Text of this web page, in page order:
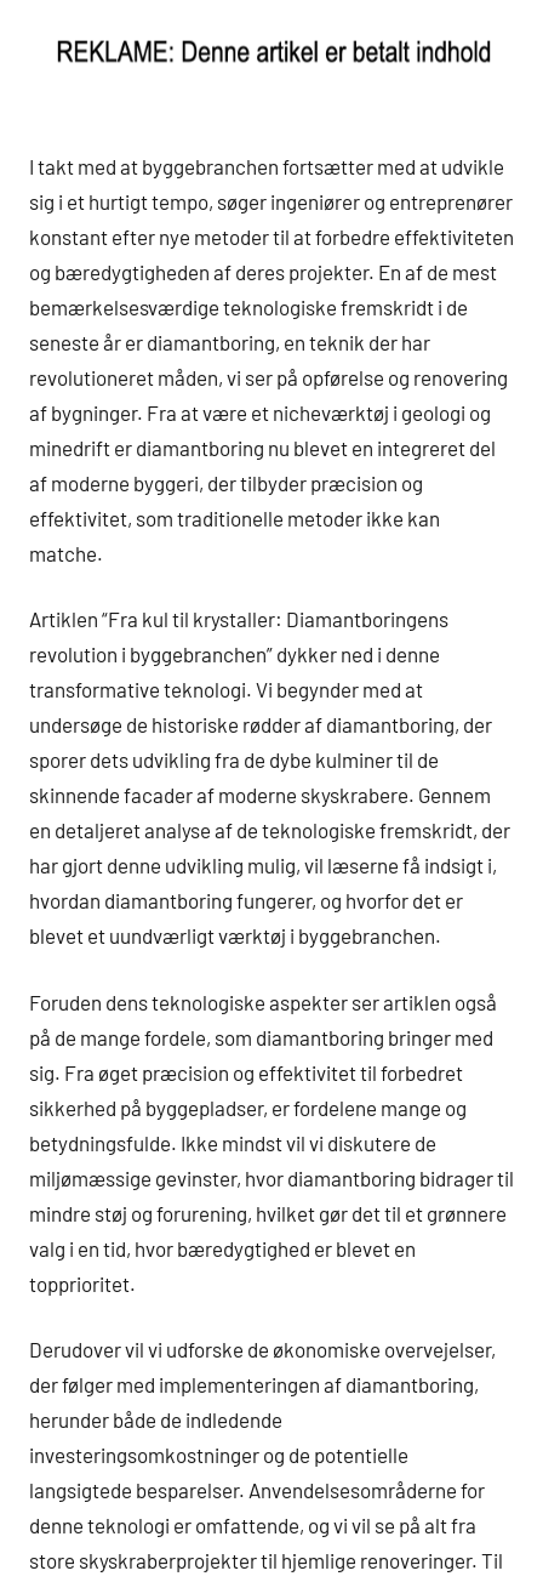
I takt med at byggebranchen fortsætter med at udvikle
sig i et hurtigt tempo, søger ingeniører og entreprenører
konstant efter nye metoder til at forbedre effektiviteten
og bæredygtigheden af deres projekter. En af de mest
bemærkelsesværdige teknologiske fremskridt i de
seneste år er diamantboring, en teknik der har
revolutioneret måden, vi ser på opførelse og renovering
af bygninger. Fra at være et nicheværktøj i geologi og
minedrift er diamantboring nu blevet en integreret del
af moderne byggeri, der tilbyder præcision og
effektivitet, som traditionelle metoder ikke kan
matche.
Artiklen “Fra kul til krystaller: Diamantboringens
revolution i byggebranchen” dykker ned i denne
transformative teknologi. Vi begynder med at
undersøge de historiske rødder af diamantboring, der
sporer dets udvikling fra de dybe kulminer til de
skinnende facader af moderne skyskrabere. Gennem
en detaljeret analyse af de teknologiske fremskridt, der
har gjort denne udvikling mulig, vil læserne få indsigt i,
hvordan diamantboring fungerer, og hvorfor det er
blevet et uundværligt værktøj i byggebranchen.
Foruden dens teknologiske aspekter ser artiklen også
på de mange fordele, som diamantboring bringer med
sig. Fra øget præcision og effektivitet til forbedret
sikkerhed på byggepladser, er fordelene mange og
betydningsfulde. Ikke mindst vil vi diskutere de
miljømæssige gevinster, hvor diamantboring bidrager til
mindre støj og forurening, hvilket gør det til et grønnere
valg i en tid, hvor bæredygtighed er blevet en
topprioritet.
Derudover vil vi udforske de økonomiske overvejelser,
der følger med implementeringen af diamantboring,
herunder både de indledende
investeringsomkostninger og de potentielle
langsigtede besparelser. Anvendelsesområderne for
denne teknologi er omfattende, og vi vil se på alt fra
store skyskraberprojekter til hjemlige renoveringer. Til